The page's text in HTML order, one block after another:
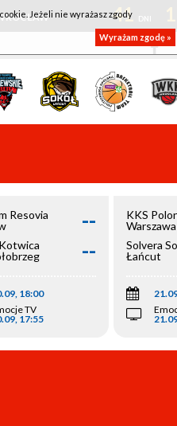
41
Resovia
--
--
18:00
TV
17:55
KKS
Warszawa
Solvera
Łańcut
Jeżeli nie wyrażasz zgody
Wyrażam zgodę »